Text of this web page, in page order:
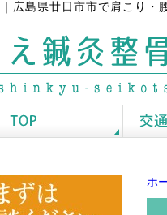
広島県廿日市市で肩こり・
ホ